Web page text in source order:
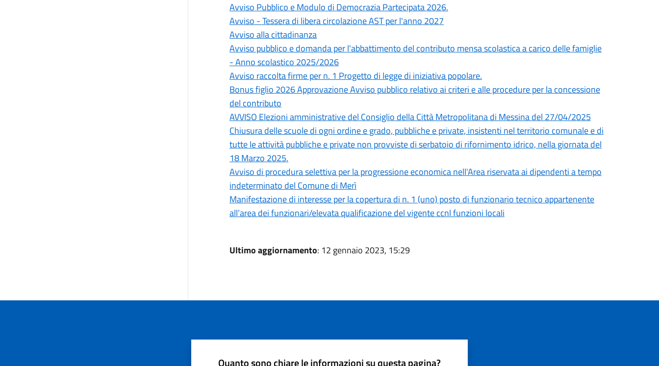
Avviso Pubblico e Modulo di Democrazia Partecipata 2026.
Avviso - Tessera di libera circolazione AST per l'anno 2027
Avviso alla cittadinanza
Avviso pubblico e domanda per l'abbattimento del contributo mensa scolastica a carico delle famiglie
- Anno scolastico 2025/2026
Avviso raccolta firme per n. 1 Progetto di legge di iniziativa popolare.
Bonus figlio 2026 Approvazione Avviso pubblico relativo ai criteri e alle procedure per la concessione
del contributo
AVVISO Elezioni amministrative del Consiglio della Città Metropolitana di Messina del 27/04/2025
Chiusura delle scuole di ogni ordine e grado, pubbliche e private, insistenti nel territorio comunale e di
tutte le attività pubbliche e private non provviste di serbatoio di rifornimento idrico, nella giornata del
18 Marzo 2025.
Avviso di procedura selettiva per la progressione economica nell'Area riservata ai dipendenti a tempo
indeterminato del Comune di Merì
Manifestazione di interesse per la copertura di n. 1 (uno) posto di funzionario tecnico appartenente
all’area dei funzionari/elevata qualificazione del vigente ccnl funzioni locali
Ultimo aggiornamento: 12 gennaio 2023, 15:29
Quanto sono chiare le informazioni su questa pagina?